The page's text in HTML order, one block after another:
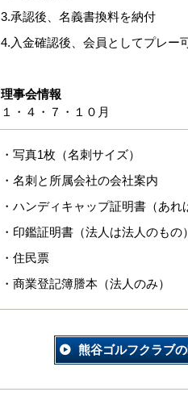
3.承認後、名義書換料を納付
4.入金確認後、会員としてプレー
理事会情報
１・４・７・１０月
・写真1枚（名刺サイズ）
・名刺と所属会社の会社案内
・ハンディキャップ証明書（あれ
・印鑑証明書（法人は法人のもの）
・住民票
・商業登記簿謄本（法人のみ）
熊谷ゴルフクラブ